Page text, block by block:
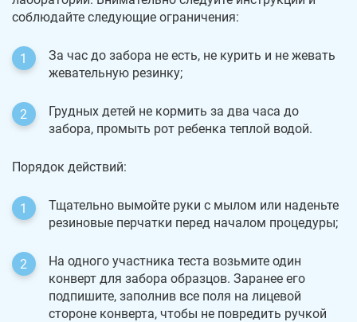
соблюдайте следующие ограничения:
За час до забора не есть, не курить и не жевать
жевательную резинку;
Грудных детей не кормить за два часа до
забора, промыть рот ребенка теплой водой.
Порядок действий:
Тщательно вымойте руки с мылом или наденьте
резиновые перчатки перед началом процедуры;
На одного участника теста возьмите один
конверт для забора образцов. Заранее его
подпишите, заполнив все поля на лицевой
стороне конверта, чтобы не повредить ручкой